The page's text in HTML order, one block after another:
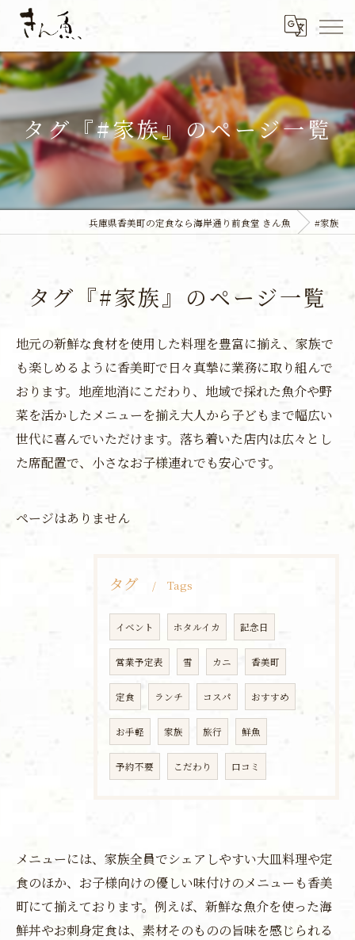
タグ『#家族』のページ一覧
兵庫県香美町の定食なら海岸通り前食堂 きん魚 #家族
タグ『#家族』のページ一覧
地元の新鮮な食材を使用した料理を豊富に揃え、家族で
も楽しめるように香美町で日々真摯に業務に取り組んで
おります。地産地消にこだわり、地域で採れた魚介や野
菜を活かしたメニューを揃え大人から子どもまで幅広い
世代に喜んでいただけます。落ち着いた店内は広々とし
た席配置で、小さなお子様連れでも安心です。
ページはありません
タグ Tags
イベント ホタルイカ 記念日
営業予定表 雪 カニ 香美町
定食 ランチ コスパ おすすめ
お手軽 家族 旅行 鮮魚
予約不要 こだわり 口コミ
メニューには、家族全員でシェアしやすい大皿料理や定
食のほか、お子様向けの優しい味付けのメニューも香美
町にて揃えております。例えば、新鮮な魚介を使った海
鮮丼やお刺身定食は、素材そのものの旨味を感じられる